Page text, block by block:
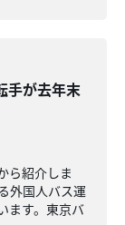
手が去年末
ら紹介しま
外国人バス運
ます。東京バ